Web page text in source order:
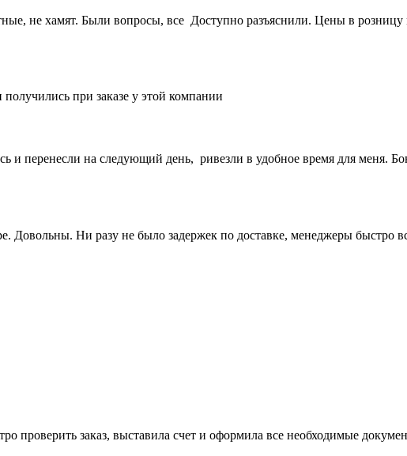
не хамят. Были вопросы, все Доступно разъяснили. Цены в
при заказе у этой компании
и перенесли на следующий день, ривезли в удобное время для меня.
Довольны. Ни разу не было задержек по доставке, менеджеры быстро
проверить заказ, выставила счет и оформила все необходимые